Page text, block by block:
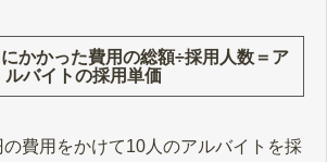
かかった費用の総額÷採用人数＝ア
ルバイトの採用単価
費用をかけて10人のアルバイトを採